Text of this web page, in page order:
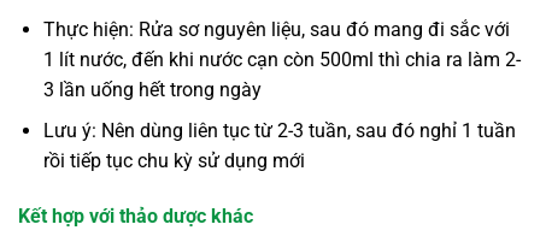
Thực hiện: Rửa sơ nguyên liệu, sau đó mang đi sắc với
1 lít nước, đến khi nước cạn còn 500ml thì chia ra làm 2-
3 lần uống hết trong ngày
Lưu ý: Nên dùng liên tục từ 2-3 tuần, sau đó nghỉ 1 tuần
rồi tiếp tục chu kỳ sử dụng mới
Kết hợp với thảo dược khác